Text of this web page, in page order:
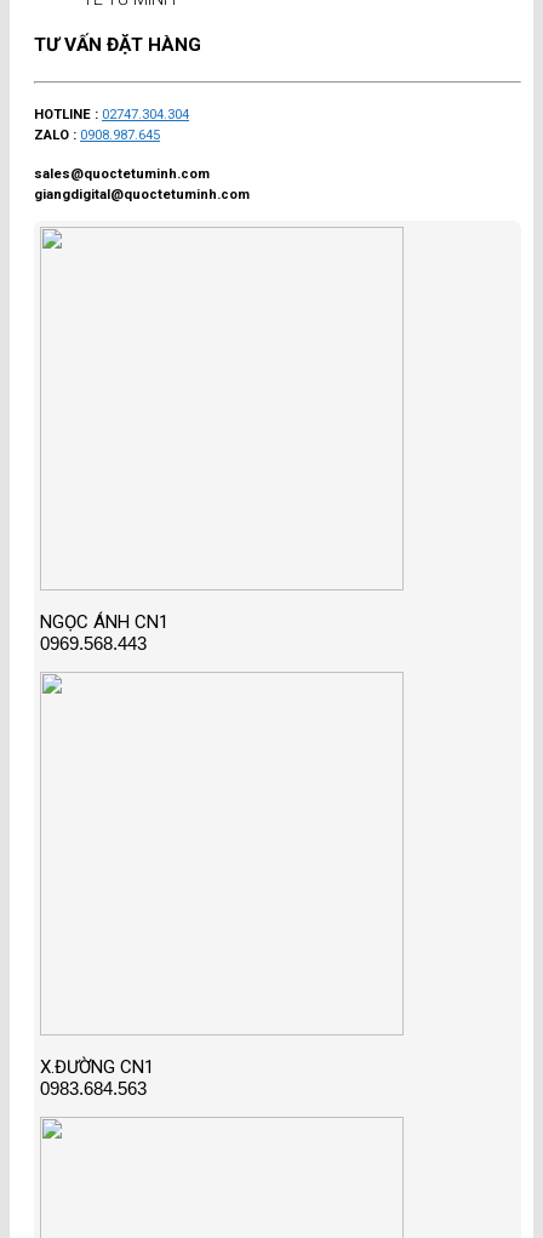
TƯ VẤN ĐẶT HÀNG
HOTLINE : 02747.304.304
ZALO : 0908.987.645
sales@quoctetuminh.com
giangdigital@quoctetuminh.com
NGỌC ÁNH CN1
0969.568.443
X.ĐƯỜNG CN1
0983.684.563